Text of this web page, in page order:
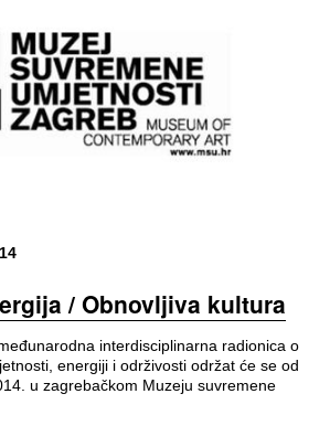
/ Obnovljiva kultura
interdisciplinarna radionica o
energiji i održivosti održat će se od
u zagrebačkom Muzeju suvremene